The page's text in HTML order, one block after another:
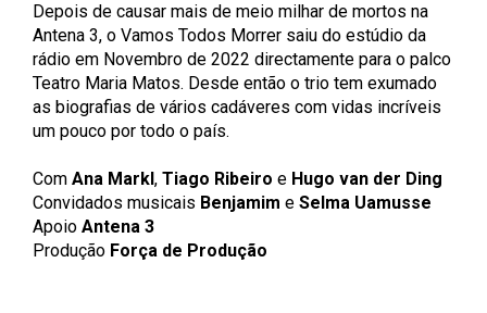
Depois de causar mais de meio milhar de mortos na
Antena 3, o Vamos Todos Morrer saiu do estúdio da
rádio em Novembro de 2022 directamente para o palco
Teatro Maria Matos. Desde então o trio tem exumado
as biografias de vários cadáveres com vidas incríveis
um pouco por todo o país.
Com Ana Markl , Tiago Ribeiro e Hugo van der Ding
Convidados musicais Benjamim e Selma Uamusse
Apoio Antena 3
Produção Força de Produção